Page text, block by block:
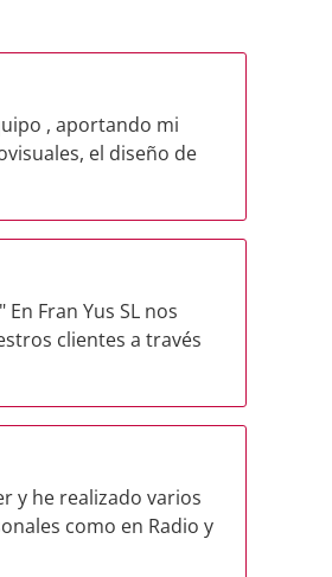
, aportando mi
el diseño de
Fran Yus SL nos
clientes a través
y he realizado varios
como en Radio y